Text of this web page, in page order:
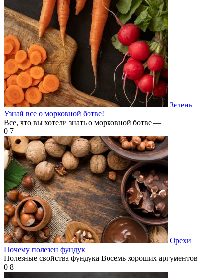
Зелень
Узнай все о морковной ботве!
Все, что вы хотели знать о морковной ботве —
0 7
Орехи
Почему полезен фундук
Полезные свойства фундука Восемь хороших аргументов
0 8